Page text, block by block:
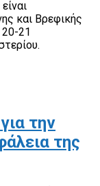
και Βρεφικής
21
την
της